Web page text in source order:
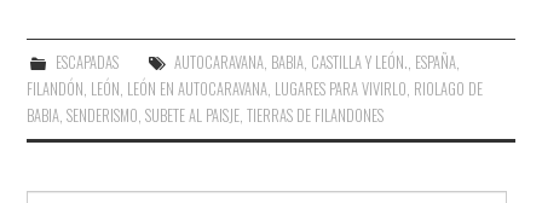
ESCAPADAS AUTOCARAVANA, BABIA, CASTILLA Y LEÓN., ESPAÑA,
FILANDÓN, LEÓN, LEÓN EN AUTOCARAVANA, LUGARES PARA VIVIRLO, RIOLAGO DE
BABIA,SENDERISMO,SUBETE AL PAISJE,TIERRAS DE FILANDONES